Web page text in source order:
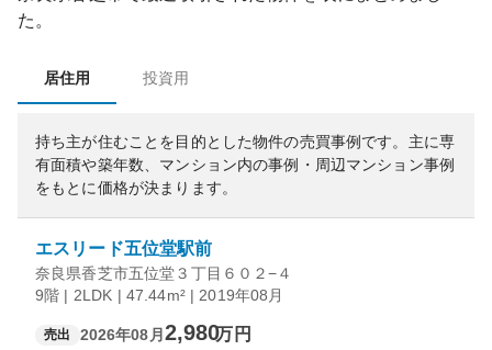
た。
居住用 投資用
持ち主が住むことを目的とした物件の売買事例です。 主に専
有面積や築年数、マンション内の事例・周辺マンション事例
をもとに価格が決まります。
エスリード五位堂駅前
奈良県香芝市五位堂３丁目６０２−４
9階 | 2LDK | 47.44m² | 2019年08月
売出 2026年08月 2,980万円